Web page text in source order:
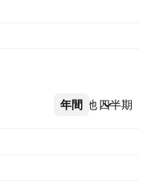
年間 四半期
その他